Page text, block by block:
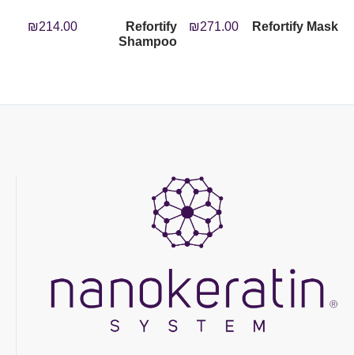
Refortify Mask
₪271.00
Refortify
Shampoo
₪214.00